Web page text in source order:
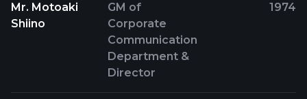
Mr. Motoaki
Shiino
GM of
Corporate
Communication
Department &
Director
1974